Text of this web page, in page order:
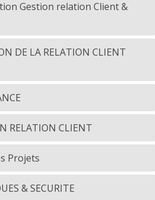
Gestion relation Client &
DE LA RELATION CLIENT
RELATION CLIENT
Projets
& SECURITE